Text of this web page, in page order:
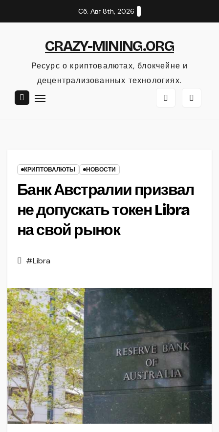
к
Сб. Авг 8th, 2026
CRAZY-MINING.ORG
Ресурс о криптовалютах, блокчейне и
децентрализованных технологиях.
КРИПТОВАЛЮТЫ НОВОСТИ
Банк Австралии призвал
не допускать токен Libra
на свой рынок
#Libra